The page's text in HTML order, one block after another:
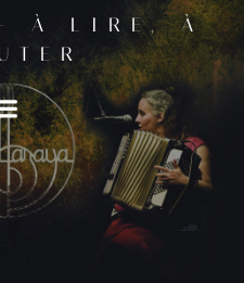
contenu
- À LIRE, À